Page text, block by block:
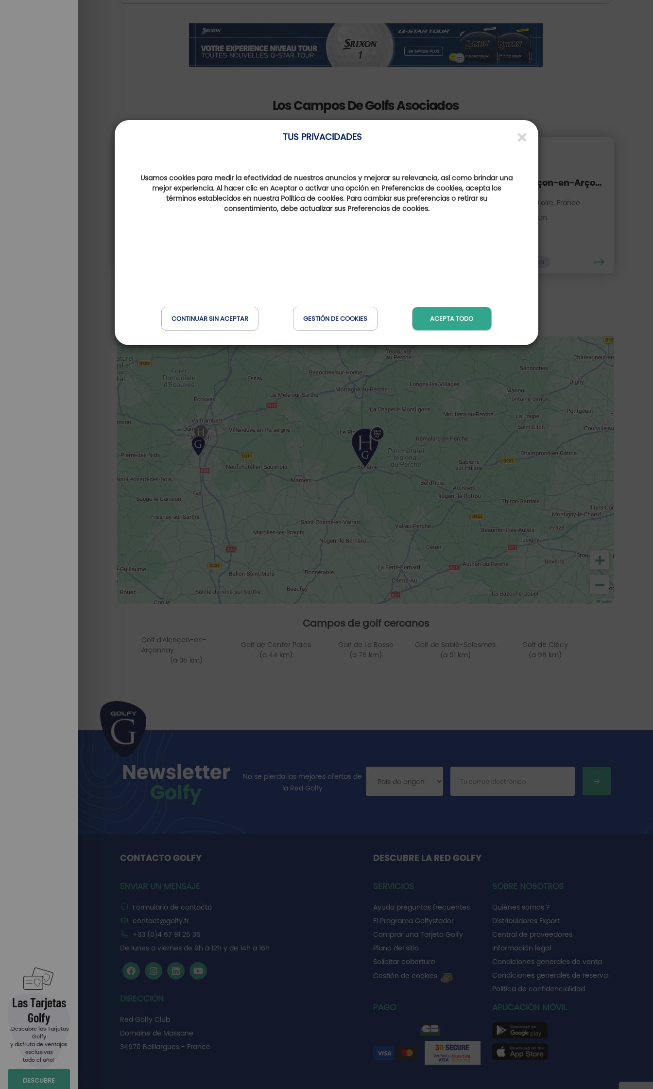
TUS PRIVACIDADES
Usamos cookies para medir la efectividad de nuestros anuncios y mejorar su relevancia, así como brindar una
mejor experiencia. Al hacer clic en Aceptar o activar una opción en Preferencias de cookies, acepta los
términos establecidos en nuestra Política de cookies. Para cambiar sus preferencias o retirar su
consentimiento, debe actualizar sus Preferencias de cookies.
CONTINUAR SIN ACEPTAR GESTIÓN DE COOKIES ACEPTA TODO
Las Tarjetas
Golfy
¡Descubre las Tarjetas
Golfy
y disfruta de ventajas
exclusivas
todo el año!
DESCUBRE
Los Campos De Golfs Asociados
Golf de Bellême
Normandie, France
Golf d'Alençon-en-Arçonnay
Pays de la Loire, France
Distancia : 43 Km
Reservar en línea
+
−
Leaflet
Campos de golf cercanos
Golf d'Alençon-en-
Arçonnay
(a 35 km)
Golf de Center Parcs
(a 44 km)
Golf de La Bosse
(a 76 km)
Golf de Sablé-Solesmes
(a 91 km)
Golf de Clécy
(a 98 km)
Newsletter
Golfy
No se pierda las mejores ofertas de
la Red Golfy
CONTACTO GOLFY
ENVIAR UN MENSAJE
Formulario de contacto
contact@golfy.fr
+33 (0)4 67 91 25 35
De lunes a viernes de 9h a 12h y de 14h a 16h
DIRECCIÓN
Red Golfy Club
Domaine de Massane
34670 Baillargues - France
DESCUBRE LA RED GOLFY
SERVICIOS
Ayuda preguntas frecuentes
El Programa Golfystador
Comprar una Tarjeta Golfy
Plano del sitio
Solicitar cobertura
Gestión de cookies
SOBRE NOSOTROS
Quiénes somos ?
Distribuidores Export
Central de proveedores
Información legal
Condiciones generales de venta
Condiciones generales de reserva
Política de confidencialidad
PAGO APLICACIÓN MÓVIL